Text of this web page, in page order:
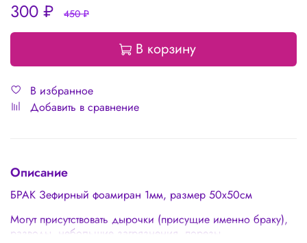
300 ₽ 450 ₽
В корзину
В избранное
Добавить в сравнение
Описание
БРАК Зефирный фоамиран 1мм, размер 50х50см
Могут присутствовать дырочки (присущие именно браку),
разводы, небольшие загрязнения, порезы